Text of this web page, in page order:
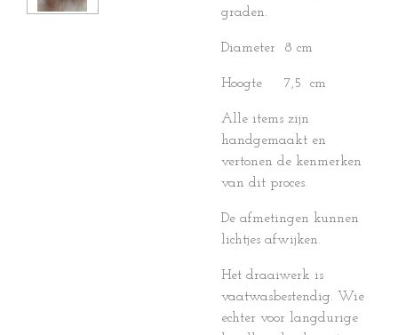
graden.
Diameter 8 cm
Hoogte 7,5 cm
Alle items zijn
handgemaakt en
vertonen de kenmerken
van dit proces.
De afmetingen kunnen
lichtjes afwijken.
Het draaiwerk is
vaatwasbestendig. Wie
echter voor langdurige